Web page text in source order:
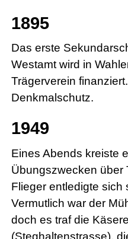
1895
Das erste
Westamt wird in
Trägerverein
Denkmalschutz.
1949
Eines Abends kreiste
Übungszwecken über
Flieger entledigte sich
Vermutlich war der
doch es traf die
(Steghaltenstrasse),